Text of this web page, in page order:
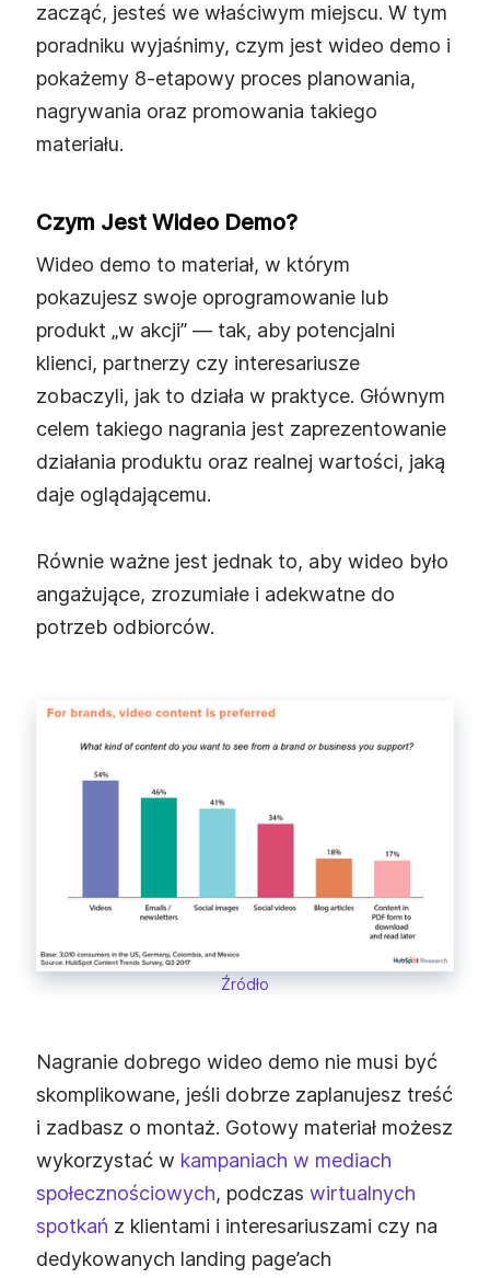
zacząć, jesteś we właściwym miejscu. W tym
poradniku wyjaśnimy, czym jest wideo demo i
pokażemy 8‑etapowy proces planowania,
nagrywania oraz promowania takiego
materiału.
Czym Jest Wideo Demo?
Wideo demo to materiał, w którym
pokazujesz swoje oprogramowanie lub
produkt „w akcji” — tak, aby potencjalni
klienci, partnerzy czy interesariusze
zobaczyli, jak to działa w praktyce. Głównym
celem takiego nagrania jest zaprezentowanie
działania produktu oraz realnej wartości, jaką
daje oglądającemu.
Równie ważne jest jednak to, aby wideo było
angażujące, zrozumiałe i adekwatne do
potrzeb odbiorców.
Źródło
Nagranie dobrego wideo demo nie musi być
skomplikowane, jeśli dobrze zaplanujesz treść
i zadbasz o montaż. Gotowy materiał możesz
wykorzystać w kampaniach w mediach
społecznościowych, podczas wirtualnych
spotkań z klientami i interesariuszami czy na
dedykowanych landing page’ach